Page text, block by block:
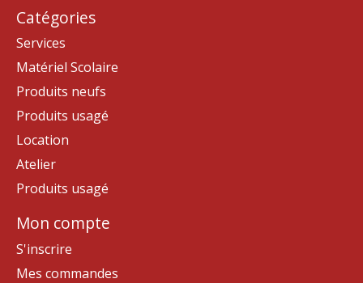
Catégories
Services
Matériel Scolaire
Produits neufs
Produits usagé
Location
Atelier
Produits usagé
Mon compte
S'inscrire
Mes commandes